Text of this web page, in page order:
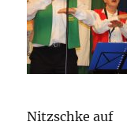
Nitzschke auf